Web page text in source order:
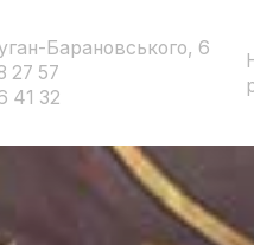
Барановського, 6
27 57
41 32